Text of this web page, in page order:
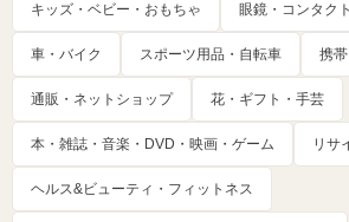
キッズ・ベビー・おもちゃ 眼鏡・コンタク
車・バイク スポーツ用品・自転車 携
通販・ネットショップ 花・ギフト・手芸
本・雑誌・音楽・DVD・映画・ゲーム リサ
ヘルス&ビューティ・フィットネス